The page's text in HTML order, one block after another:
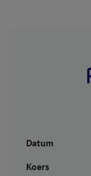
Datum
Koers